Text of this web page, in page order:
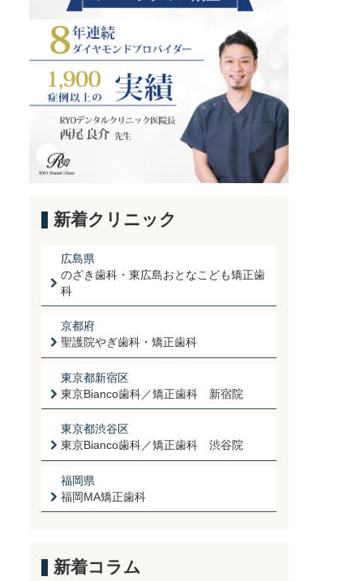
新着クリニック
広島県
のざき歯科・東広島おとなこども矯正歯
科
京都府
聖護院やぎ歯科・矯正歯科
東京都新宿区
東京Bianco歯科／矯正歯科 新宿院
東京都渋谷区
東京Bianco歯科／矯正歯科 渋谷院
福岡県
福岡MA矯正歯科
新着コラム